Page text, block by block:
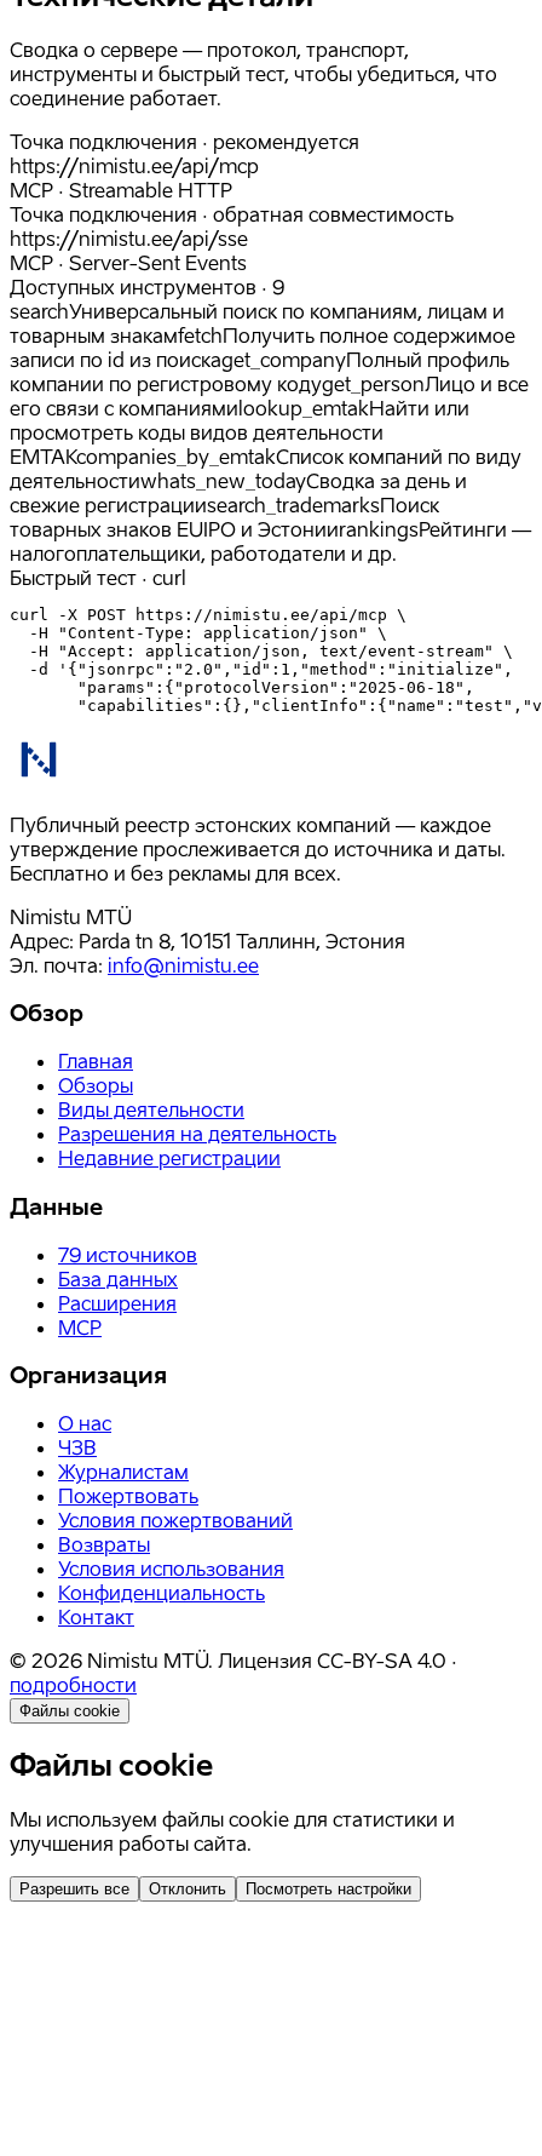
Сводка о сервере — протокол, транспорт,
инструменты и быстрый тест, чтобы убедиться, что
соединение работает.
Точка подключения · рекомендуется
https://nimistu.ee/api/mcp
MCP · Streamable HTTP
Точка подключения · обратная совместимость
https://nimistu.ee/api/sse
MCP · Server-Sent Events
Доступных инструментов · 9
searchУниверсальный поиск по компаниям, лицам и
товарным знакамfetchПолучить полное содержимое
записи по id из поискаget_companyПолный профиль
компании по регистровому кодуget_personЛицо и все
его связи с компаниямиlookup_emtakНайти или
просмотреть коды видов деятельности
EMTAKcompanies_by_emtakСписок компаний по виду
деятельностиwhats_new_todayСводка за день и
свежие регистрацииsearch_trademarksПоиск
товарных знаков EUIPO и ЭстонииrankingsРейтинги —
налогоплательщики, работодатели и др.
Быстрый тест · curl
curl -X POST https://nimistu.ee/api/mcp \
  -H "Content-Type: application/json" \
  -H "Accept: application/json, text/event-stream" \
  -d '{"jsonrpc":"2.0","id":1,"method":"initialize",
       "params":{"protocolVersion":"2025-06-18",
Публичный реестр эстонских компаний — каждое
утверждение прослеживается до источника и даты.
Бесплатно и без рекламы для всех.
Nimistu MTÜ
Адрес: Parda tn 8, 10151 Таллинн, Эстония
Эл. почта: info@nimistu.ee
Обзор
Главная
Обзоры
Виды деятельности
Разрешения на деятельность
Недавние регистрации
Данные
79 источников
База данных
Расширения
MCP
Организация
О нас
ЧЗВ
Журналистам
Пожертвовать
Условия пожертвований
Возвраты
Условия использования
Конфиденциальность
Контакт
© 2026 Nimistu MTÜ. Лицензия CC-BY-SA 4.0 ·
подробности
Файлы cookie
Файлы cookie
Мы используем файлы cookie для статистики и
улучшения работы сайта.
Разрешить все Отклонить Посмотреть настройки